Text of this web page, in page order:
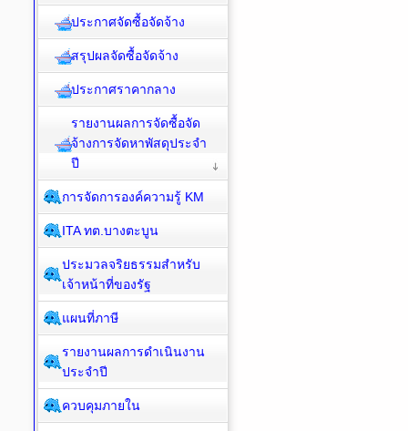
ประกาศจัดซื้อจัดจ้าง
สรุปผลจัดซื้อจัดจ้าง
ประกาศราคากลาง
รายงานผลการจัดซื้อจัด
จ้างการจัดหาพัสดุประจำ
ปี
การจัดการองค์ความรู้ KM
ITA ทต.บางตะบูน
ประมวลจริยธรรมสำหรับ
เจ้าหน้าที่ของรัฐ
แผนที่ภาษี
รายงานผลการดำเนินงาน
ประจำปี
ควบคุมภายใน